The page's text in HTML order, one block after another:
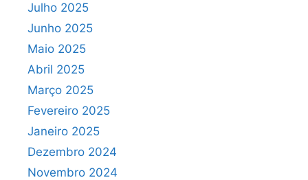
Julho 2025
Junho 2025
Maio 2025
Abril 2025
Março 2025
Fevereiro 2025
Janeiro 2025
Dezembro 2024
Novembro 2024